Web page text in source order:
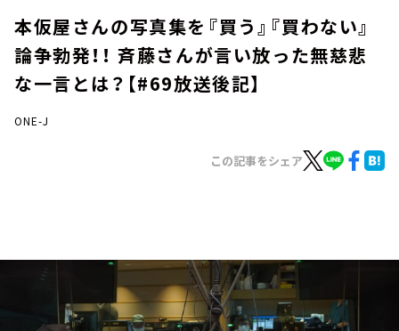
イベント・グッズ
YouTube
会社情報
本仮屋さんの写真集を『買う』『買わない』
論争勃発！！ 斉藤さんが言い放った無慈悲
な一言とは？【#69放送後記】
ONE-J
この記事をシェア